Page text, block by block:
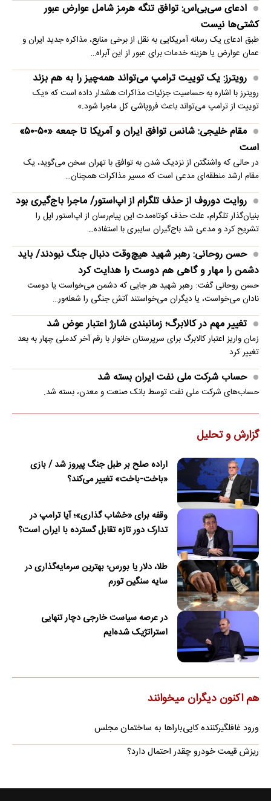
ادعای سی‌بی‌اس: توافق تنگه هرمز شامل عوارض عبور
کشتی‌ها نیست
طبق ادعای یک رسانه آمریکایی به نقل از برخی منابع، مذاکره جدید ایران و
عمان عوارض یا هزینه خدمات برای عبور از این آبراه…
رویترز: یک توییت ترامپ می‌تواند همه‌چیز را به هم بزند
رویترز با اشاره به حساسیت جزئیات مذاکرات هشدار داده است که «یک
توییت از ترامپ می‌تواند باعث فروپاشی کل ماجرا شود.»
مقام خلیجی: شانس توافق ایران و آمریکا تا جمعه «۵۰-۵۰»
است
در حالی که واشنگتن از نزدیک شدن به توافق با تهران سخن می‌گوید، یک
مقام ارشد منطقه‌ای مدعی است که مسیر مذاکرات همچنان…
روایت دوروف از حذف تلگرام از اپ‌استور/ ماجرا باج‌گیری بود
بنیان‌گذار تلگرام، علت حذف کوتاه‌مدت این پیام‌رسان از اپ‌استور اپل را
تشریح کرد و مدعی شد باج‌گیران سایبری با استفاده…
حسن روحانی: رهبر شهید هیچ‌وقت دنبال جنگ نبودند/ باید
دشمن را مهار و گاهی هم دوست را هدایت کرد
حسن روحانی گفت: رهبر شهید هر جایی که دشمن می‌خواست یا دوست
نادان می‌خواست، یا دیگران می‌خواستند آتش جنگی را شعله‌ور…
تغییر مهم در کالابرگ؛ زمانبندی‌ شارژ اعتبار عوض شد
زمان واریز اعتبار کالابرگ برای سرپرستان خانوار با رقم آخر کدملی چهار به بعد
تغییر کرد
حساب‌ شرکت ملی نفت ایران بسته شد
حساب‌های شرکت ملی نفت توسط بانک صنعت و معدن، بسته شد.
گزارش و تحلیل
اراده صلح بر طبل جنگ پیروز شد / بازی
«باخت-باخت» تغییر می‌کند؟
وقفه برای «خشاب گذاری»؛ آیا ترامپ در
تدارک دور تازه تقابل گسترده با ایران است؟
طلا، دلار یا بورس؛ بهترین سرمایه‌گذاری در
سایه سنگین تورم
در عرصه سیاست خارجی دچار تنهایی
استراتژیک شده‌ایم
هم اکنون دیگران میخوانند
ورود غافلگیرکننده کاپی‌باراها به ساختمان مجلس
ریزش قیمت خودرو چقدر احتمال دارد؟